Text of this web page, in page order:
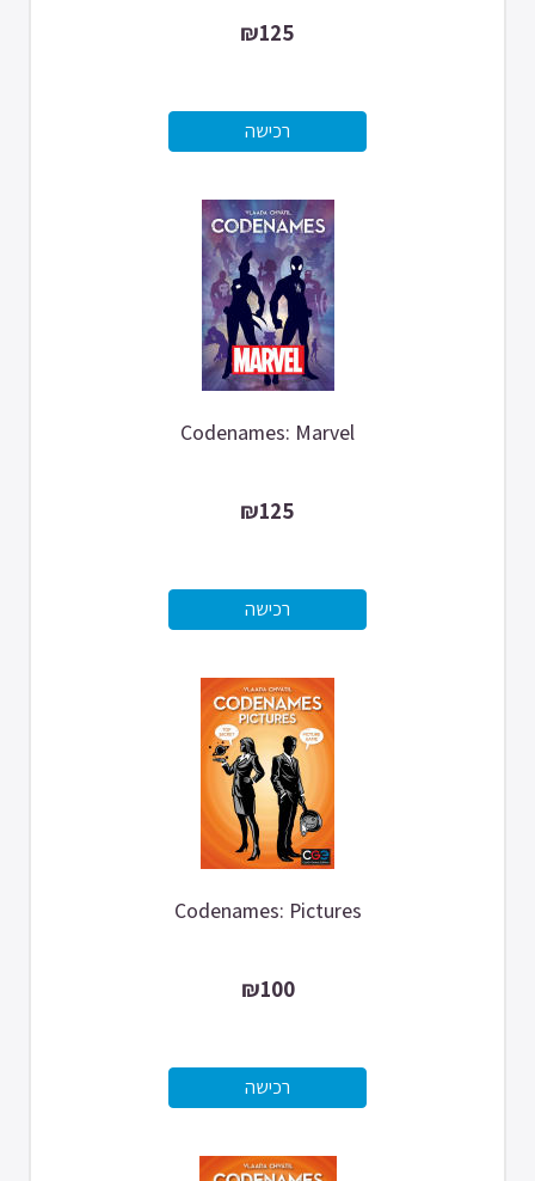
₪125
Codenames: Marvel
₪125
Codenames: Pictures
₪100